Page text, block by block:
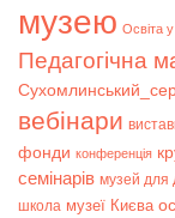
музею Освіта
Педагогічна
вебінари
фонди конференція
семінарів музей для
школа музеї Києва